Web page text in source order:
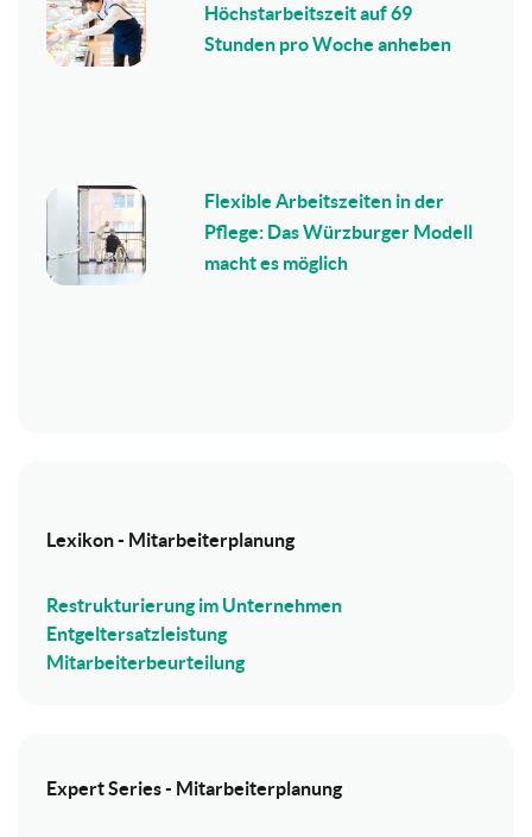
Höchstarbeitszeit auf 69
Stunden pro Woche anheben
Flexible Arbeitszeiten in der
Pflege: Das Würzburger Modell
macht es möglich
Lexikon - Mitarbeiterplanung
Restrukturierung im Unternehmen
Entgeltersatzleistung
Mitarbeiterbeurteilung
Expert Series - Mitarbeiterplanung